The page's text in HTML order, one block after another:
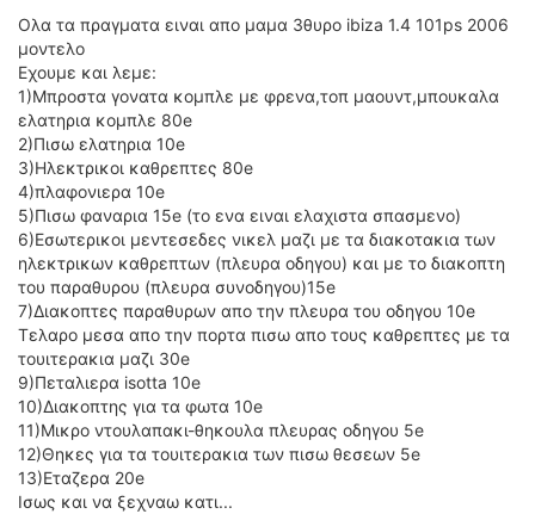
Ολα τα πραγματα ειναι απο μαμα 3θυρο ibiza 1.4 101ps 2006
μοντελο
Εχουμε και λεμε:
1)Μπροστα γονατα κομπλε με φρενα,τοπ μαουντ,μπουκαλα
ελατηρια κομπλε 80e
2)Πισω ελατηρια 10e
3)Ηλεκτρικοι καθρεπτες 80e
4)πλαφονιερα 10e
5)Πισω φαναρια 15e (το ενα ειναι ελαχιστα σπασμενο)
6)Εσωτερικοι μεντεσεδες νικελ μαζι με τα διακοτακια των
ηλεκτρικων καθρεπτων (πλευρα οδηγου) και με το διακοπτη
του παραθυρου (πλευρα συνοδηγου)15e
7)Διακοπτες παραθυρων απο την πλευρα του οδηγου 10e
Τελαρο μεσα απο την πορτα πισω απο τους καθρεπτες με τα
τουιτερακια μαζι 30e
9)Πεταλιερα isotta 10e
10)Διακοπτης για τα φωτα 10e
11)Μικρο ντουλαπακι-θηκουλα πλευρας οδηγου 5e
12)Θηκες για τα τουιτερακια των πισω θεσεων 5e
13)Εταζερα 20e
Ισως και να ξεχναω κατι...
VIDEO
4TTV
ΝΕΑ ΜΟΝΤΕΛΑ
ΑΓΩΝΕΣ
CANDID CAMERA
ΤΕΧΝΟΛΟΓΙΑ
ΕΙΔΗΣΕΙΣ – ΠΑΡΟΥΣΙΑΣΕΙΣ
ΛΕΞΙΚΟ
ΠΕΡΙΒΑΛΛΟΝ
ΔΟΚΙΜΕΣ – ΠΑΡΟΥΣΙΑΣΕΙΣ
ΕΙΔΗΣΕΙΣ
ΑΓΩΝΕΣ
FORMULA 1